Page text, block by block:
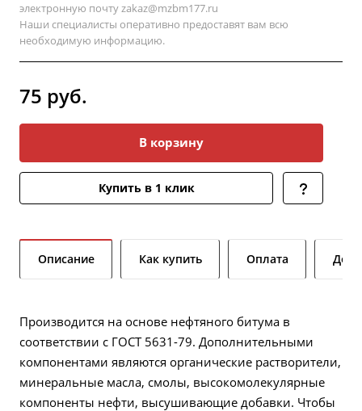
электронную почтуzakaz@mzbm177.ru
Наши специалисты оперативно предоставят вам всю
необходимую информацию.
75 руб.
В корзину
Купить в 1 клик
Описание Как купить Оплата
Производится на основе нефтяного битума в
соответствии с ГОСТ 5631-79. Дополнительными
компонентами являются органические растворители,
минеральные масла, смолы, высокомолекулярные
компоненты нефти, высушивающие добавки. Чтобы